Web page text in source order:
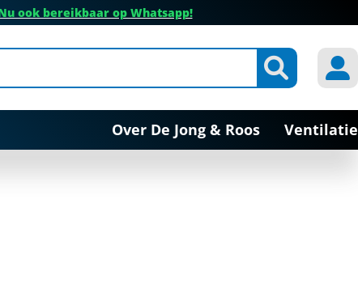
ook bereikbaar op Whatsapp!
Over De Jong & Roos Ventilatie